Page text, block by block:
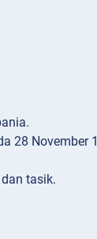
28 November
tasik.